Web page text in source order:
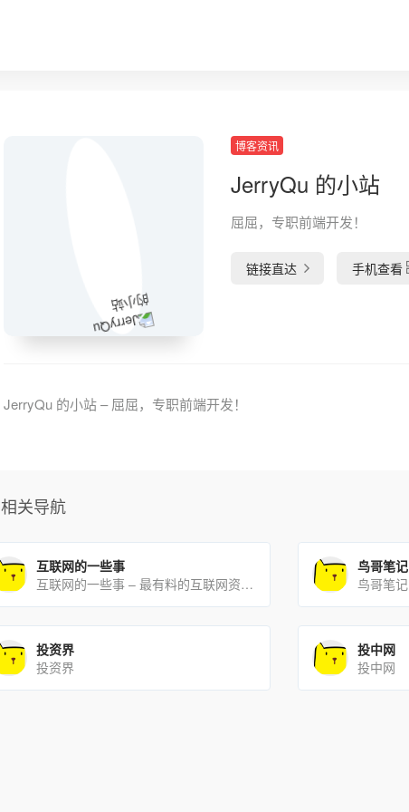
博客资讯
JerryQu 的小站
屈屈，专职前端开发！
链接直达 手机查看
JerryQu 的小站 – 屈屈，专职前端开发！
相关导航
互联网的一些事
互联网的一些事 – 最有料的互联网资讯!
鸟哥笔记
鸟哥笔记
投资界
投资界
投中网
投中网